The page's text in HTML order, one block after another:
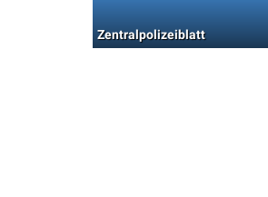
Zentralpolizeiblatt